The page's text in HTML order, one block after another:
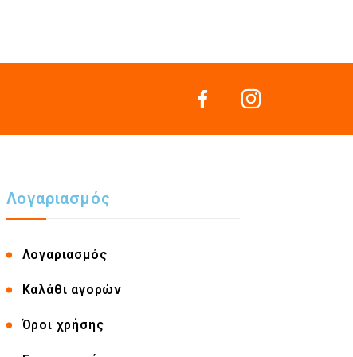
Λογαριασμός
Λογαριασμός
Καλάθι αγορών
Όροι χρήσης